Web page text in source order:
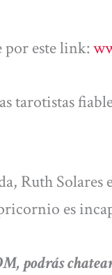
por este link:
tarotistas
Ruth Solares
es
podrás